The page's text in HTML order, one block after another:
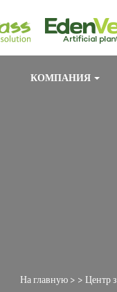
КОМПАНИЯ
На главную > > Центр